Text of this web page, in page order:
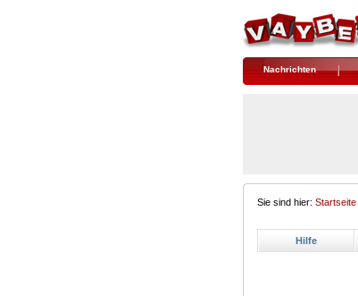
Nachrichten
Sie sind hier: Startseite
Hilfe